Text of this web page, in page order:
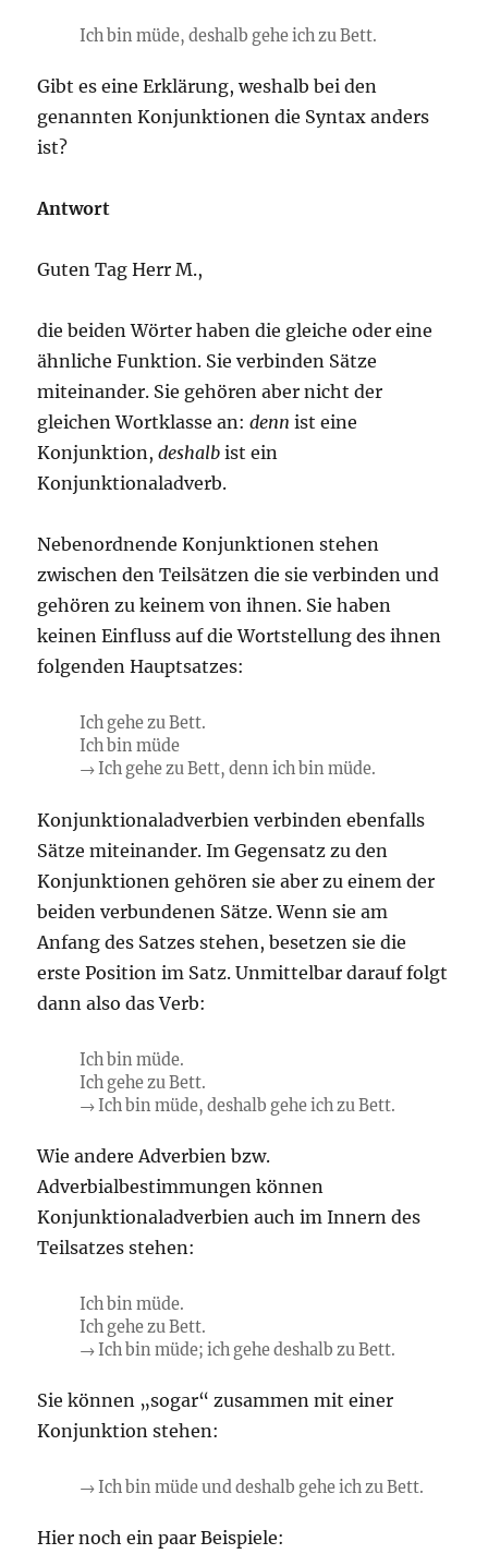
Ich bin müde, deshalb gehe ich zu Bett.
Gibt es eine Erklärung, weshalb bei den
genannten Konjunktionen die Syntax anders
ist?
Antwort
Guten Tag Herr M.,
die beiden Wörter haben die gleiche oder eine
ähnliche Funktion. Sie verbinden Sätze
miteinander. Sie gehören aber nicht der
gleichen Wortklasse an:denn ist eine
Konjunktion,deshalb ist ein
Konjunktionaladverb.
Nebenordnende Konjunktionen stehen
zwischen den Teilsätzen die sie verbinden und
gehören zu keinem von ihnen. Sie haben
keinen Einfluss auf die Wortstellung des ihnen
folgenden Hauptsatzes:
Ich gehe zu Bett.
Ich bin müde
→ Ich gehe zu Bett, denn ich bin müde.
Konjunktionaladverbien verbinden ebenfalls
Sätze miteinander. Im Gegensatz zu den
Konjunktionen gehören sie aber zu einem der
beiden verbundenen Sätze. Wenn sie am
Anfang des Satzes stehen, besetzen sie die
erste Position im Satz. Unmittelbar darauf folgt
dann also das Verb:
Ich bin müde.
Ich gehe zu Bett.
→ Ich bin müde, deshalb gehe ich zu Bett.
Wie andere Adverbien bzw.
Adverbialbestimmungen können
Konjunktionaladverbien auch im Innern des
Teilsatzes stehen:
Ich bin müde.
Ich gehe zu Bett.
→ Ich bin müde; ich gehe deshalb zu Bett.
Sie können „sogar“ zusammen mit einer
Konjunktion stehen:
→ Ich bin müde und deshalb gehe ich zu Bett.
Hier noch ein paar Beispiele: